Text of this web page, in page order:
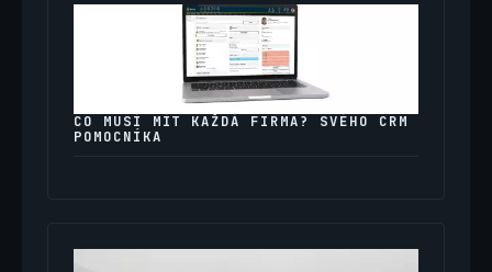
CO MUSÍ MÍT KAŽDÁ FIRMA? SVÉHO CRM
POMOCNÍKA